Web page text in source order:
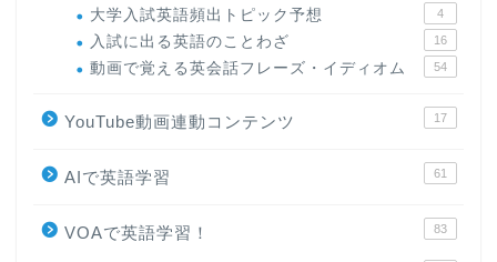
大学入試英語頻出トピック予想 4
入試に出る英語のことわざ 16
動画で覚える英会話フレーズ・イディオム 54
YouTube動画連動コンテンツ 17
AIで英語学習 61
VOAで英語学習！ 83